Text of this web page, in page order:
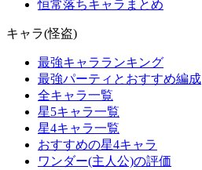
恒常落ちキャラまとめ
キャラ(怪盗)
最強キャラランキング
最強パーティとおすすめ編成
全キャラ一覧
星5キャラ一覧
星4キャラ一覧
おすすめの星4キャラ
ワンダー(主人公)の評価